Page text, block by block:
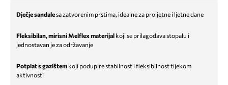
Dječje sandalesa zatvorenim prstima, idealne za proljetne i ljetne dane
Fleksibilan, mirisni Melflex materijal koji se prilagođava stopalu i
jednostavan je za održavanje
Potplat s gazištem koji podupire stabilnost i fleksibilnost tijekom
aktivnosti